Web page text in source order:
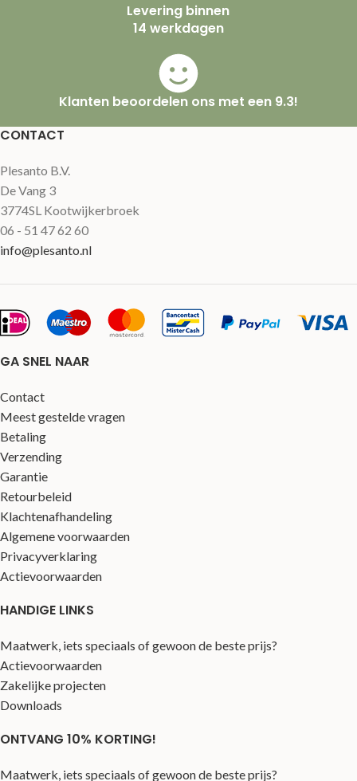
Levering binnen
14 werkdagen
Klanten beoordelen ons met een 9.3!
CONTACT
Plesanto B.V.
De Vang 3
3774SL Kootwijkerbroek
06 - 51 47 62 60
info@plesanto.nl
GA SNEL NAAR
Contact
Meest gestelde vragen
Betaling
Verzending
Garantie
Retourbeleid
Klachtenafhandeling
Algemene voorwaarden
Privacyverklaring
Actievoorwaarden
HANDIGE LINKS
Maatwerk, iets speciaals of gewoon de beste prijs?
Actievoorwaarden
Zakelijke projecten
Downloads
ONTVANG 10% KORTING!
Maatwerk, iets speciaals of gewoon de beste prijs?